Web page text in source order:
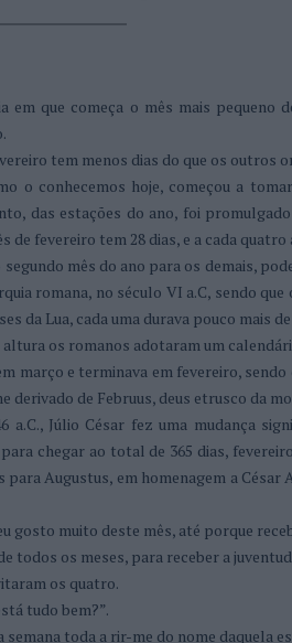
em que começa o mês mais
tem menos dias do que os outros
o conhecemos hoje, começou a
das estações do ano, foi
de fevereiro tem 28 dias, e a cada quatro
mês do ano para os demais,
romana, no século VI a.C, sendo
da Lua, cada uma durava pouco mais
os romanos adotaram um
março e terminava em fevereiro,
derivado de Februus, deus etrusco da
a.C., Júlio César fez uma mudança
chegar ao total de 365 dias,
para Augustus, em homenagem a
gosto muito deste mês, até porque
todos os meses, para receber a
os quatro.
tudo bem?”.
semana toda a rir-me do nome daquela